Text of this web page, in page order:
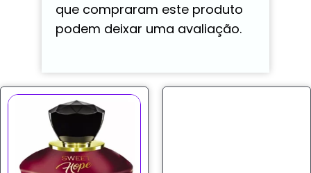
que compraram este produto
podem deixar uma avaliação.